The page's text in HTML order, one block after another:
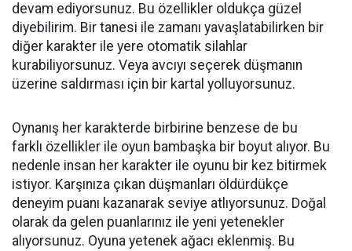
devam ediyorsunuz. Bu özellikler oldukça güzel
diyebilirim. Bir tanesi ile zamanı yavaşlatabilirken bir
diğer karakter ile yere otomatik silahlar
kurabiliyorsunuz. Veya avcıyı seçerek düşmanın
üzerine saldırması için bir kartal yolluyorsunuz.
Oynanış her karakterde birbirine benzese de bu
farklı özellikler ile oyun bambaşka bir boyut alıyor. Bu
nedenle insan her karakter ile oyunu bir kez bitirmek
istiyor. Karşınıza çıkan düşmanları öldürdükçe
deneyim puanı kazanarak seviye atlıyorsunuz. Doğal
olarak da gelen puanlarınız ile yeni yetenekler
alıyorsunuz. Oyuna yetenek ağacı eklenmiş. Bu